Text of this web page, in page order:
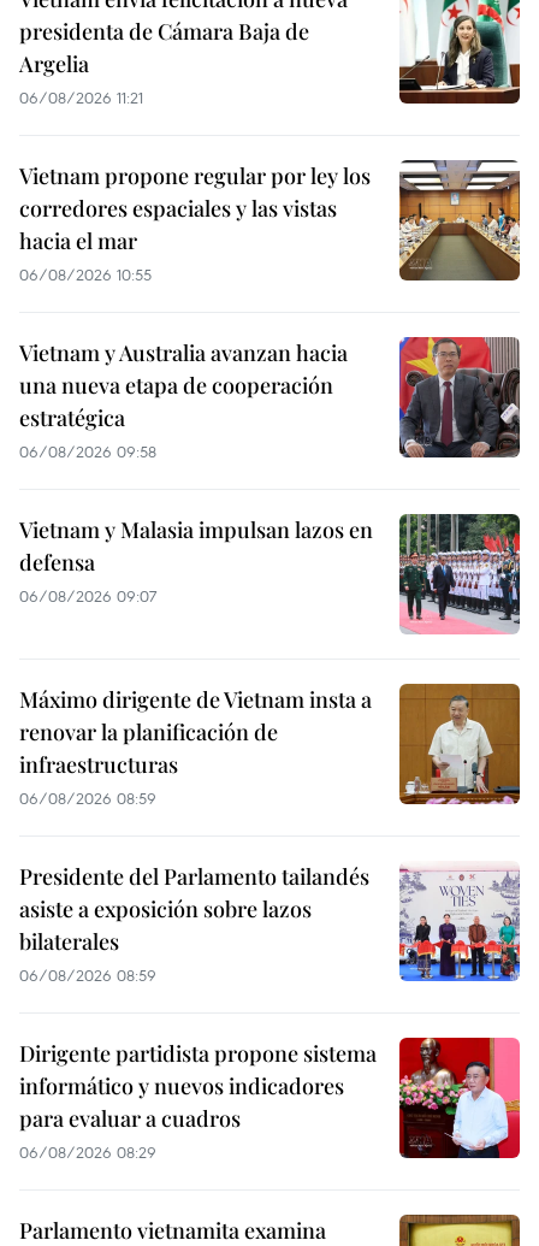
presidenta de Cámara Baja de
Argelia
06/08/2026 11:21
Vietnam propone regular por ley los
corredores espaciales y las vistas
hacia el mar
06/08/2026 10:55
Vietnam y Australia avanzan hacia
una nueva etapa de cooperación
estratégica
06/08/2026 09:58
Vietnam y Malasia impulsan lazos en
defensa
06/08/2026 09:07
Máximo dirigente de Vietnam insta a
renovar la planificación de
infraestructuras
06/08/2026 08:59
Presidente del Parlamento tailandés
asiste a exposición sobre lazos
bilaterales
06/08/2026 08:59
Dirigente partidista propone sistema
informático y nuevos indicadores
para evaluar a cuadros
06/08/2026 08:29
Parlamento vietnamita examina